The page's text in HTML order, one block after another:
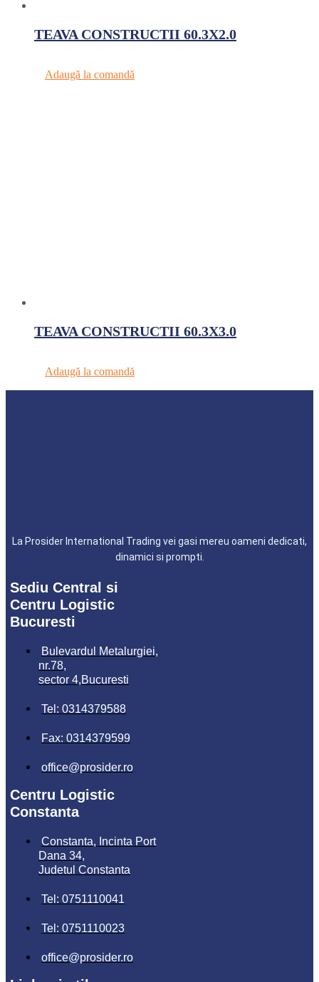
TEAVA CONSTRUCTII 60.3X2.0
Adaugă la comandă
TEAVA CONSTRUCTII 60.3X3.0
Adaugă la comandă
La Prosider International Trading vei gasi mereu oameni dedicati,
dinamici si prompti.
Sediu Central si
Centru Logistic
Bucuresti
Bulevardul Metalurgiei,
nr.78,
sector 4,Bucuresti
Tel: 0314379588
Fax: 0314379599
office@prosider.ro
Centru Logistic
Constanta
Constanta, Incinta Port
Dana 34,
Judetul Constanta
Tel: 0751110041
Tel: 0751110023
office@prosider.ro